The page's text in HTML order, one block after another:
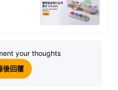
your thoughts
後回覆